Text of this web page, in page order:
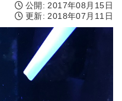
公開:2017年08月15日
更新:2018年07月11日